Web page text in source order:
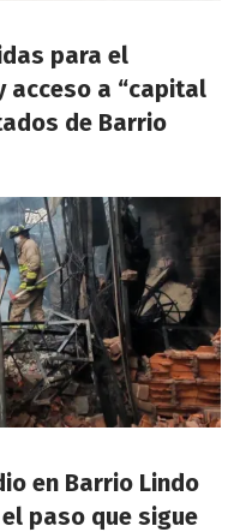
para el
acceso a “capital
de Barrio
en Barrio Lindo
paso que sigue